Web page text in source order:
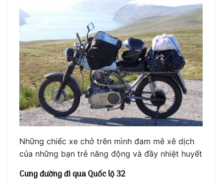
Những chiếc xe chở trên mình đam mê xê dịch
của những bạn trẻ năng động và đầy nhiệt huyết
Cung đường đi qua Quốc lộ 32